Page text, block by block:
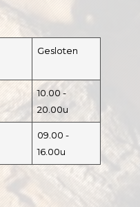
Gesloten
10.00 -
20.00u
09.00 -
16.00u